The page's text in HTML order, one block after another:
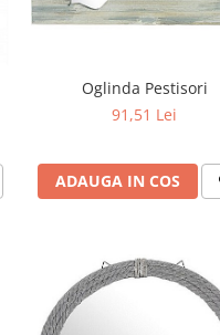
Oglinda Pestisori
91,51 Lei
ADAUGA IN COS